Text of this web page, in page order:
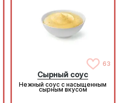
63
Сырный соус
Нежный соус с насыщенным
сырным вкусом